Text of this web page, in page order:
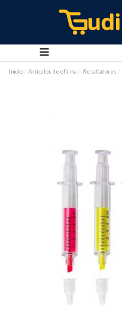
Inicio Articulos de oficina Resaltadores